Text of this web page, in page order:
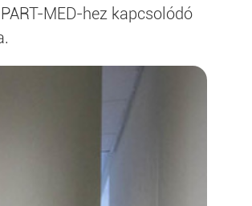
MED-hez kapcsolódó